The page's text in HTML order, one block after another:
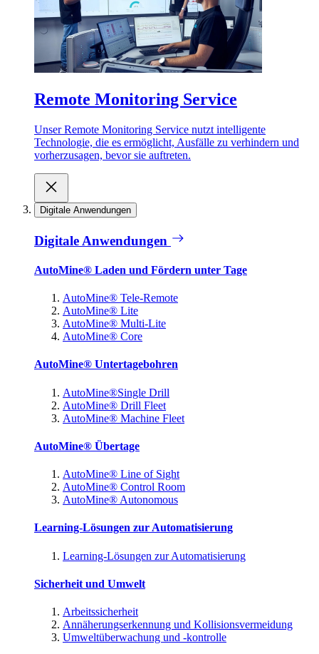
Remote Monitoring Service
Unser Remote Monitoring Service nutzt intelligente
Technologie, die es ermöglicht, Ausfälle zu verhindern und
vorherzusagen, bevor sie auftreten.
Digitale Anwendungen
Digitale Anwendungen
AutoMine® Laden und Fördern unter Tage
AutoMine® Tele-Remote
AutoMine® Lite
AutoMine® Multi-Lite
AutoMine® Core
AutoMine® Untertagebohren
AutoMine®Single Drill
AutoMine® Drill Fleet
AutoMine® Machine Fleet
AutoMine® Übertage
AutoMine® Line of Sight
AutoMine® Control Room
AutoMine® Autonomous
Learning-Lösungen zur Automatisierung
Learning-Lösungen zur Automatisierung
Sicherheit und Umwelt
Arbeitssicherheit
Annäherungserkennung und Kollisionsvermeidung
Umweltüberwachung und -kontrolle